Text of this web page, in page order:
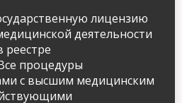
лицензию
деятельности
реестре
процедуры
с высшим медицинским